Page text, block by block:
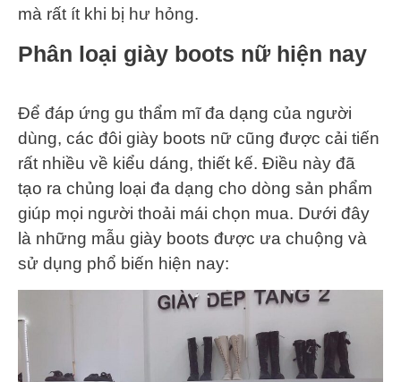
mà rất ít khi bị hư hỏng.
Phân loại giày boots nữ hiện nay
Để đáp ứng gu thẩm mĩ đa dạng của người
dùng, các đôi giày boots nữ cũng được cải tiến
rất nhiều về kiểu dáng, thiết kế. Điều này đã
tạo ra chủng loại đa dạng cho dòng sản phẩm
giúp mọi người thoải mái chọn mua. Dưới đây
là những mẫu giày boots được ưa chuộng và
sử dụng phổ biến hiện nay: